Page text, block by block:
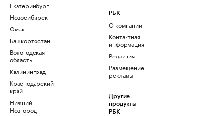
Екатеринбург
Новосибирск
Омск
Башкортостан
Вологодская
область
Калининград
Краснодарский
край
Нижний
Новгород
РБК
О компании
Контактная
информация
Редакция
Размещение
рекламы
Другие
продукты
РБК